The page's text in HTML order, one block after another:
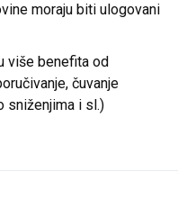
moraju biti ulogovani
više benefita od
čuvanje
sniženjima i sl.)